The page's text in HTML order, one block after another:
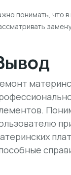
понимать, что